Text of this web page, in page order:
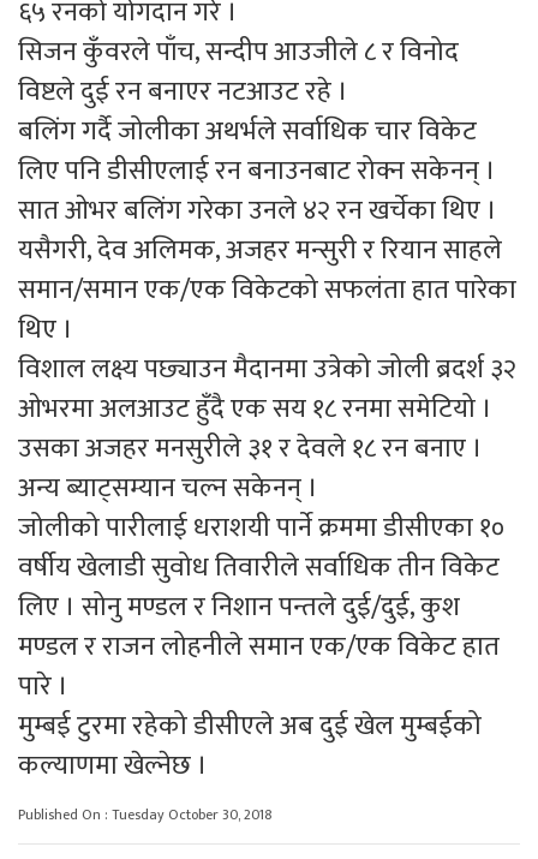
६५ रनको योगदान गरे ।
सिजन कुँवरले पाँच, सन्दीप आउजीले ८ र विनोद
विष्टले दुई रन बनाएर नटआउट रहे ।
बलिंग गर्दै जोलीका अथर्भले सर्वाधिक चार विकेट
लिए पनि डीसीएलाई रन बनाउनबाट रोक्न सकेनन् ।
सात ओभर बलिंग गरेका उनले ४२ रन खर्चेका थिए ।
यसैगरी, देव अलिमक, अजहर मन्सुरी र रियान साहले
समान/समान एक/एक विकेटको सफलंता हात पारेका
थिए ।
विशाल लक्ष्य पछ्याउन मैदानमा उत्रेको जोली ब्रदर्श ३२
ओभरमा अलआउट हुँदै एक सय १८ रनमा समेटियो ।
उसका अजहर मनसुरीले ३१ र देवले १८ रन बनाए ।
अन्य ब्याट्सम्यान चल्न सकेनन् ।
जोलीको पारीलाई धराशयी पार्ने क्रममा डीसीएका १०
वर्षीय खेलाडी सुवोध तिवारीले सर्वाधिक तीन विकेट
लिए । सोनु मण्डल र निशान पन्तले दुई/दुई, कुश
मण्डल र राजन लोहनीले समान एक/एक विकेट हात
पारे ।
मुम्बई टुरमा रहेको डीसीएले अब दुई खेल मुम्बईको
कल्याणमा खेल्नेछ ।
Published On : Tuesday October 30, 2018